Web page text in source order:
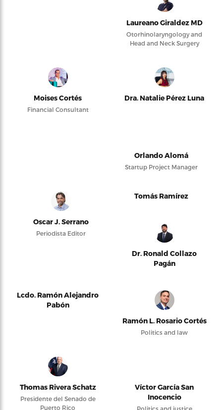
Laureano Giraldez MD
Otorhinolaryngology and
Head and Neck Surgery
Moises Cortés
Financial Consultant
Dra. Natalie Pérez Luna
Orlando Alomá
Startup Project Manager
Oscar J. Serrano
Periodista Editor
Tomás Ramírez
Dr. Ronald Collazo
Pagán
Lcdo. Ramón Alejandro
Pabón
Ramón L. Rosario Cortés
Politics and law
Thomas Rivera Schatz
Presidente del Senado de
Puerto Rico
Víctor García San
Inocencio
Politics and justice